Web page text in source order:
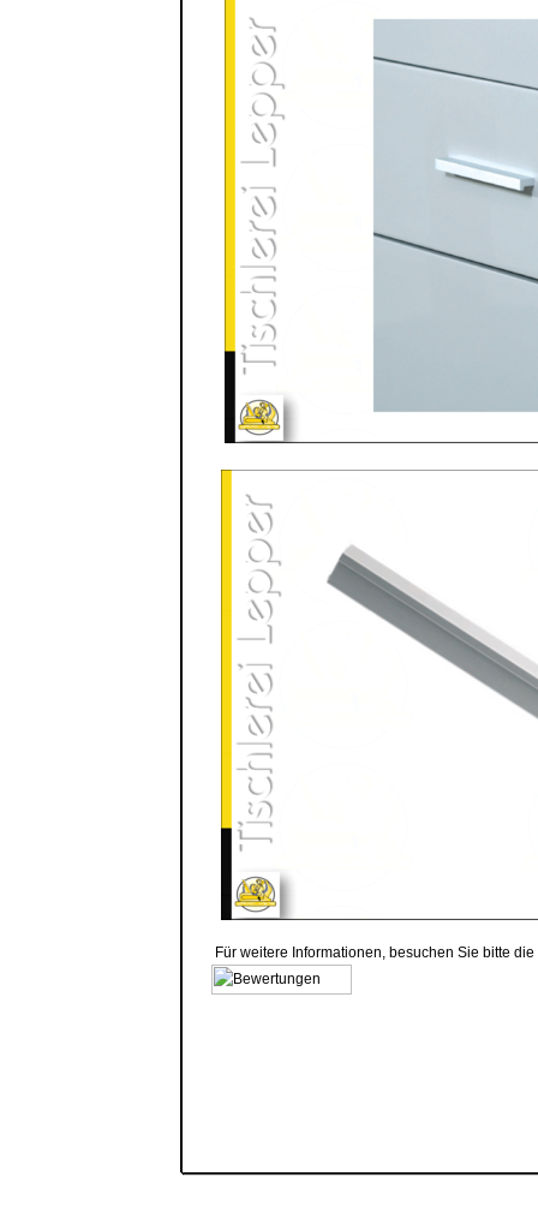
Für weitere Informationen, besuchen Sie bitte die